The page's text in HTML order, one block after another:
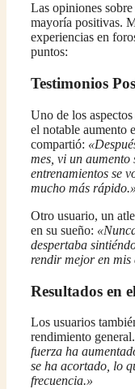
Las opiniones
mayoría positivas.
experiencias en
puntos:
Testimonios
Uno de los
el notable aumento
compartió:
mes, vi un
entrenamientos se
mucho más rápido.»
Otro usuario, un
en su sueño:
despertaba
rendir mejor en mis
Resultados en
Los usuarios
rendimiento
fuerza ha
se ha acortado, lo
frecuencia.»